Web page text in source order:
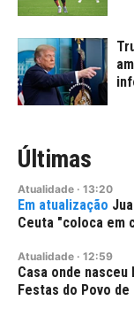
Últimas
Atualidade · 13:20
Ceuta "coloca em
Atualidade · 12:59
Casa onde
Festas do Povo de